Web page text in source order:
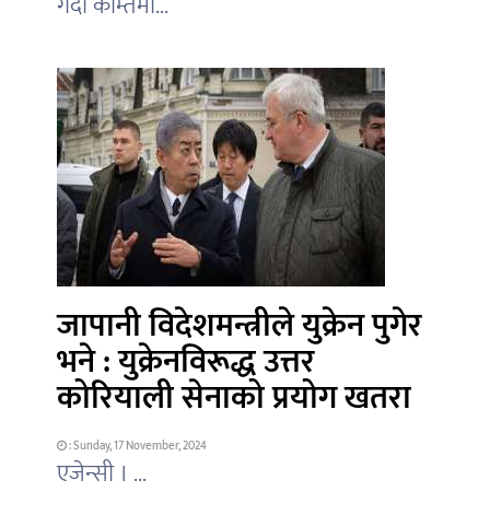
जापानी विदेशमन्त्रीले युक्रेन पुगेर
भने : युक्रेनविरूद्ध उत्तर
कोरियाली सेनाको प्रयोग खतरा
: Sunday, 17 November, 2024
एजेन्सी । ...